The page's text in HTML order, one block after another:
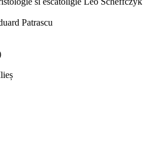
Patrascu